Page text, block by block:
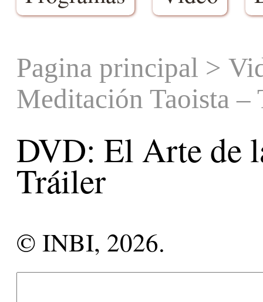
Pagina principal >
Meditación Taoista –
DVD: El Arte de
Tráiler
© INBI, 2026.